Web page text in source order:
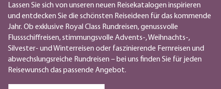
Lassen Sie sich von unseren neuen Reisekatalogen inspirieren
und entdecken Sie die schönsten Reiseideen für das kommende
Jahr. Ob exklusive Royal Class Rundreisen, genussvolle
Flussschiffreisen, stimmungsvolle Advents-, Weihnachts-,
Silvester- und Winterreisen oder faszinierende Fernreisen und
abwechslungsreiche Rundreisen – bei uns finden Sie für jeden
Reisewunsch das passende Angebot.